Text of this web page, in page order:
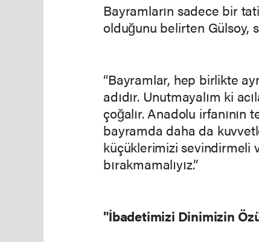
Bayramların sadece bir
olduğunu belirten Gülsoy,
“Bayramlar, hep birlikte
adıdır. Unutmayalım ki
çoğalır. Anadolu
bayramda daha da
küçüklerimizi sevindirmeli
bırakmamalıyız.”
"İbadetimizi Dinimizin